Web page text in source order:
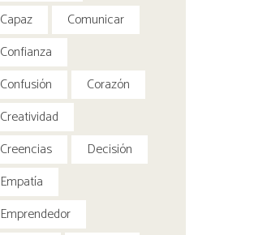
Capaz
Comunicar
Confianza
Confusión
Corazón
Creatividad
Creencias
Decisión
Empatía
Emprendedor